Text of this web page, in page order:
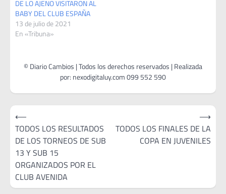
DE LO AJENO VISITARON AL
BABY DEL CLUB ESPAÑA
13 de julio de 2021
En «Tribuna»
Navegación
de
entradas
⟵
TODOS LOS RESULTADOS
DE LOS TORNEOS DE SUB
13 Y SUB 15
ORGANIZADOS POR EL
CLUB AVENIDA
TODOS LOS FINALES DE LA
COPA EN JUVENILES
⟶